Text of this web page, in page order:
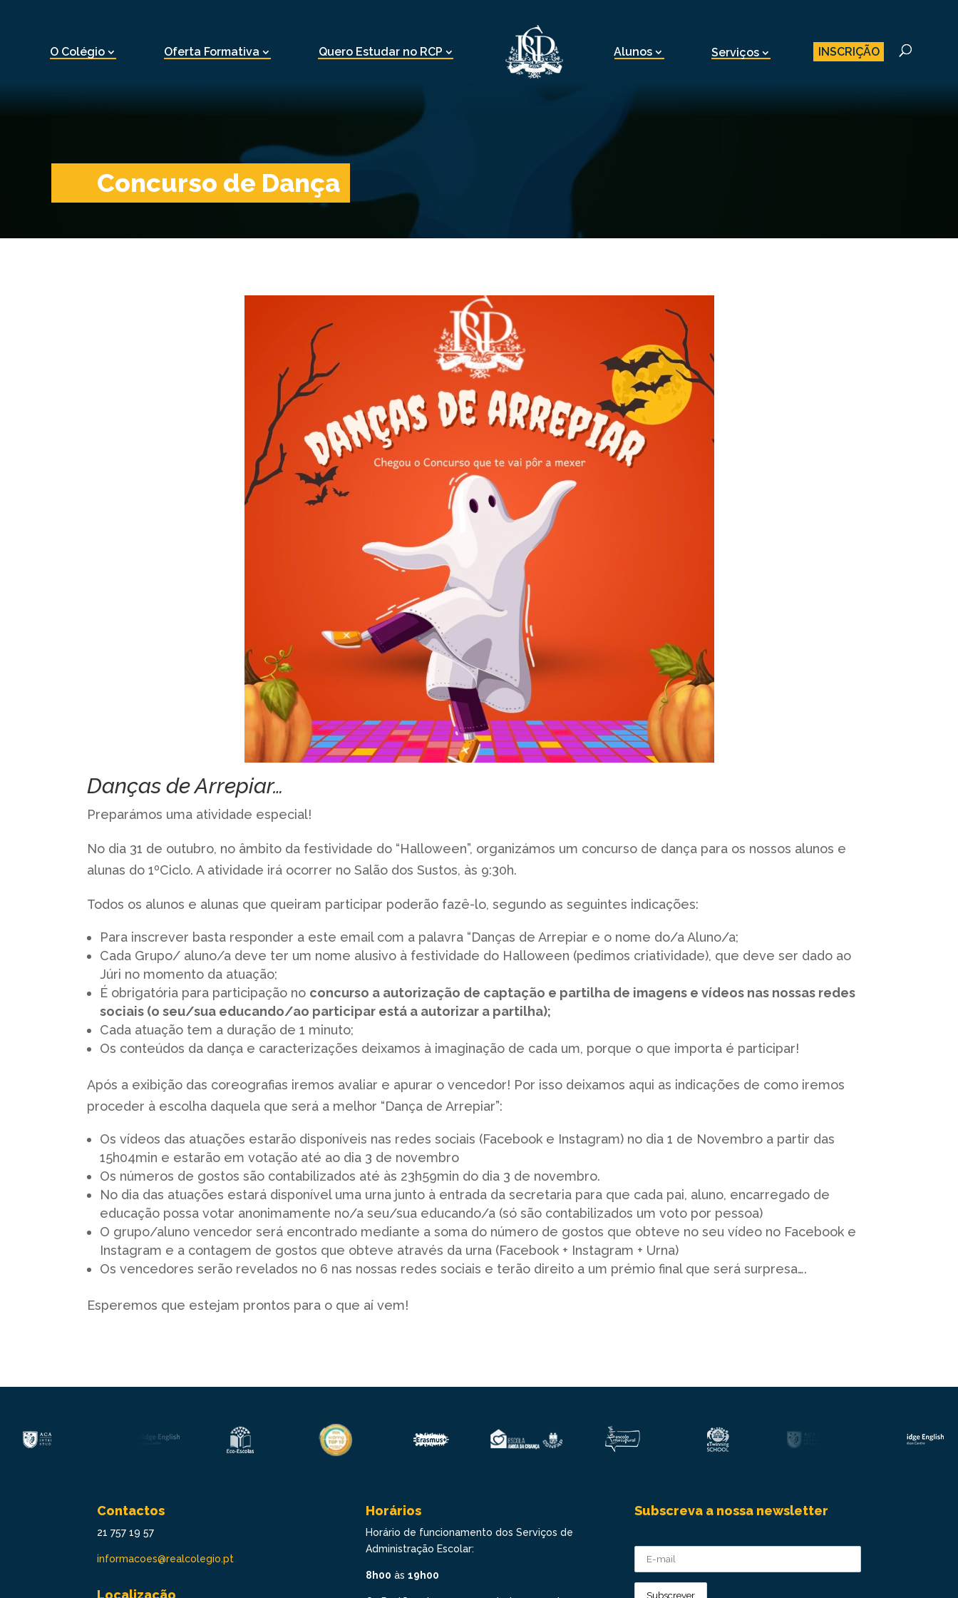
O Colégio Oferta Formativa Quero Estudar no RCP Alunos Serviços INSCRIÇÃO
Concurso de Dança
Danças de Arrepiar…
Preparámos uma atividade especial!
No dia 31 de outubro, no âmbito da festividade do “Halloween”, organizámos um concurso de dança para os nossos alunos e
alunas do 1ºCiclo. A atividade irá ocorrer no Salão dos Sustos, às 9:30h.
Todos os alunos e alunas que queiram participar poderão fazê-lo, segundo as seguintes indicações:
Para inscrever basta responder a este email com a palavra “Danças de Arrepiar e o nome do/a Aluno/a;
Cada Grupo/ aluno/a deve ter um nome alusivo à festividade do Halloween (pedimos criatividade), que deve ser dado ao
Júri no momento da atuação;
É obrigatória para participação no concurso a autorização de captação e partilha de imagens e vídeos nas nossas redes
sociais (o seu/sua educando/ao participar está a autorizar a partilha);
Cada atuação tem a duração de 1 minuto;
Os conteúdos da dança e caracterizações deixamos à imaginação de cada um, porque o que importa é participar!
Após a exibição das coreografias iremos avaliar e apurar o vencedor! Por isso deixamos aqui as indicações de como iremos
proceder à escolha daquela que será a melhor “Dança de Arrepiar”:
Os vídeos das atuações estarão disponíveis nas redes sociais (Facebook e Instagram) no dia 1 de Novembro a partir das
15h04min e estarão em votação até ao dia 3 de novembro
Os números de gostos são contabilizados até às 23h59min do dia 3 de novembro.
No dia das atuações estará disponível uma urna junto à entrada da secretaria para que cada pai, aluno, encarregado de
educação possa votar anonimamente no/a seu/sua educando/a (só são contabilizados um voto por pessoa)
O grupo/aluno vencedor será encontrado mediante a soma do número de gostos que obteve no seu vídeo no Facebook e
Instagram e a contagem de gostos que obteve através da urna (Facebook + Instagram + Urna)
Os vencedores serão revelados no 6 nas nossas redes sociais e terão direito a um prémio final que será surpresa….
Esperemos que estejam prontos para o que aí vem!
Contactos
21 757 19 57
informacoes@realcolegio.pt
Localização
Horários
Horário de funcionamento dos Serviços de
Administração Escolar:
8h00 às 19h00
Subscreva a nossa newsletter